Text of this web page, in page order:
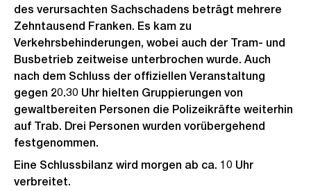
des verursachten Sachschadens beträgt mehrere
Zehntausend Franken. Es kam zu
Verkehrsbehinderungen, wobei auch der Tram- und
Busbetrieb zeitweise unterbrochen wurde. Auch
nach dem Schluss der offiziellen Veranstaltung
gegen 20.30 Uhr hielten Gruppierungen von
gewaltbereiten Personen die Polizeikräfte weiterhin
auf Trab. Drei Personen wurden vorübergehend
festgenommen.
Eine Schlussbilanz wird morgen ab ca. 10 Uhr
verbreitet.